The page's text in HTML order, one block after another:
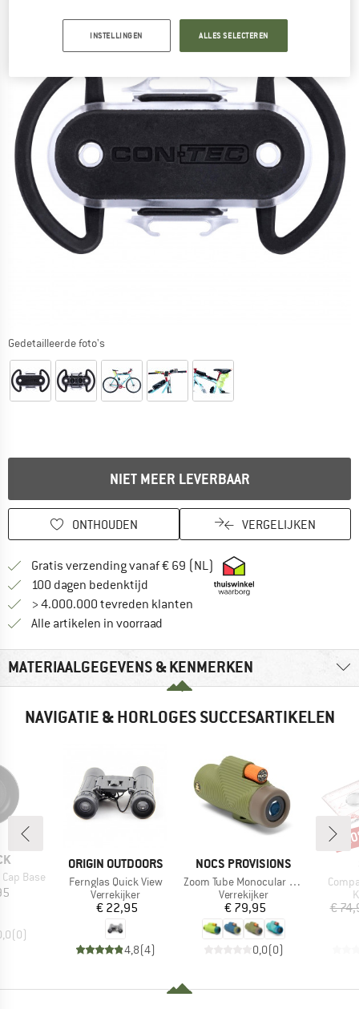
Gedetailleerde foto's
NIET MEER LEVERBAAR
ONTHOUDEN VERGELIJKEN
Gratis verzending vanaf € 69 (NL) Vind hier de
100 dagen bedenktijd Vind de betalingsinformatie hier!
> 4.000.000 tevreden klanten
Alle artikelen in voorraad
MATERIAALGEGEVENS & KENMERKEN
NAVIGATIE & HORLOGES SUCCESARTIKELEN
Base
(0)
MERK
ORIGIN OUTDOORS
Artikel
Fernglas Quick View
Productgroep
Verrekijker
Prijs
€ 22,95
4,8(4)
MERK
NOCS PROVISIONS
Artikel
Zoom Tube Monocular 32mm
Productgroep
Verrekijker
Prijs
€ 79,95
0,0(0)
Artikel
€
-
INSTELLINGEN ALLES SELECTEREN